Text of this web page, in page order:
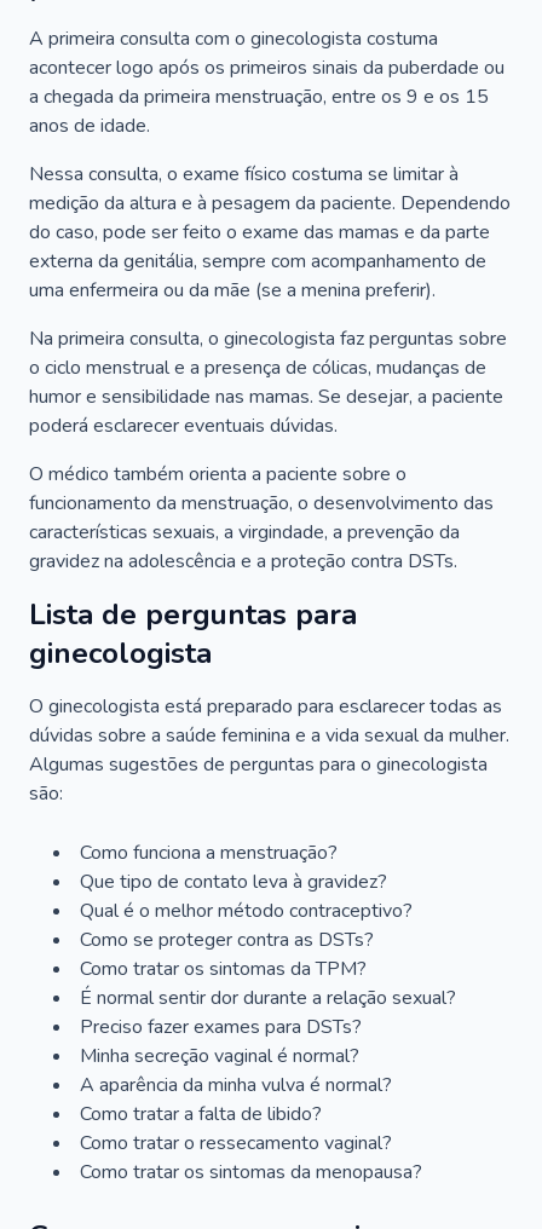
A primeira consulta com o ginecologista costuma
acontecer logo após os primeiros sinais da puberdade ou
a chegada da primeira menstruação, entre os 9 e os 15
anos de idade.
Nessa consulta, o exame físico costuma se limitar à
medição da altura e à pesagem da paciente. Dependendo
do caso, pode ser feito o exame das mamas e da parte
externa da genitália, sempre com acompanhamento de
uma enfermeira ou da mãe (se a menina preferir).
Na primeira consulta, o ginecologista faz perguntas sobre
o ciclo menstrual e a presença de cólicas, mudanças de
humor e sensibilidade nas mamas. Se desejar, a paciente
poderá esclarecer eventuais dúvidas.
O médico também orienta a paciente sobre o
funcionamento da menstruação, o desenvolvimento das
características sexuais, a virgindade, a prevenção da
gravidez na adolescência e a proteção contra DSTs.
Lista de perguntas para
ginecologista
O ginecologista está preparado para esclarecer todas as
dúvidas sobre a saúde feminina e a vida sexual da mulher.
Algumas sugestões de perguntas para o ginecologista
são:
Como funciona a menstruação?
Que tipo de contato leva à gravidez?
Qual é o melhor método contraceptivo?
Como se proteger contra as DSTs?
Como tratar os sintomas da TPM?
É normal sentir dor durante a relação sexual?
Preciso fazer exames para DSTs?
Minha secreção vaginal é normal?
A aparência da minha vulva é normal?
Como tratar a falta de libido?
Como tratar o ressecamento vaginal?
Como tratar os sintomas da menopausa?